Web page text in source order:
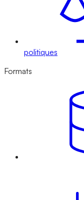
politiques
Formats